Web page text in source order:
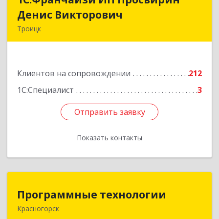
Денис Викторович
Троицк
Клиентов на сопровождении
212
1С:Специалист
3
Отправить заявку
Показать контакты
Денис Викторович
Подробнее
Отправить заявку
Назад
Программные технологии
Красногорск
143408, Московская обл, Красногорский р-н,